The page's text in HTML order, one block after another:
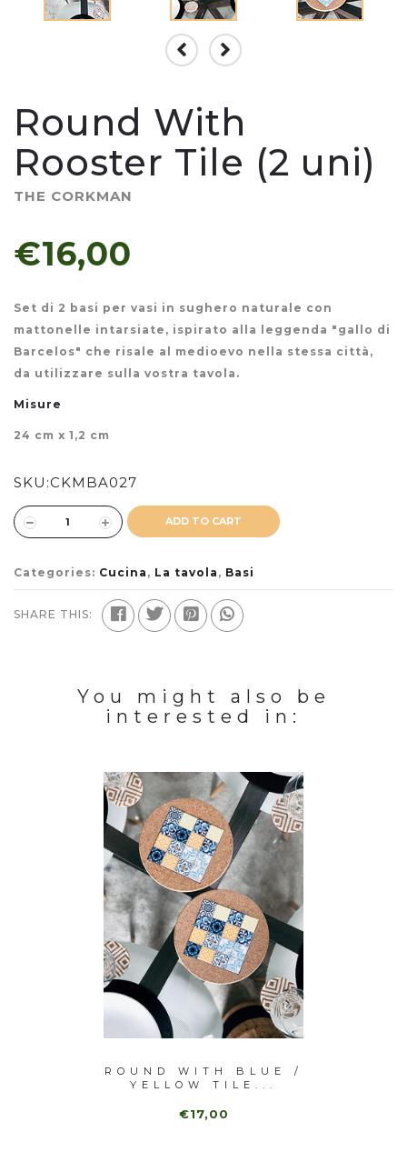
Round With
Rooster Tile (2 uni)
THE CORKMAN
€16,00
Set di 2 basi per vasi in sughero naturale con
mattonelle intarsiate, ispirato alla leggenda "gallo di
Barcelos" che risale al medioevo nella stessa città,
da utilizzare sulla vostra tavola.
Misure
24 cm x 1,2 cm
SKU:CKMBA027
ADD TO CART
Categories: Cucina , La tavola , Basi
SHARE THIS:
You might also be
interested in:
ROUND WITH BLUE /
YELLOW TILE...
€17,00